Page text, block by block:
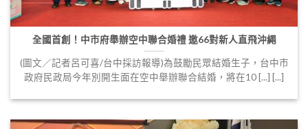
全國首創！中市府舉辦空中聯合婚禮 邀66對新人直飛沖繩
(圖文／記者呂可喜/台中採訪報導)為鼓勵民眾結婚生子，台中市
政府民政局今年別開生面在空中舉辦聯合結婚，將在10 [...] [...]